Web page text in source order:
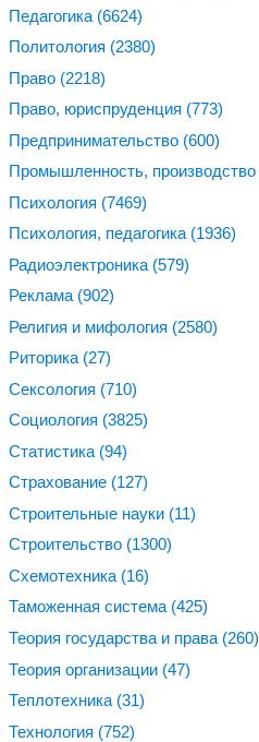
Педагогика (6624)
Политология (2380)
Право (2218)
Право, юриспруденция (773)
Предпринимательство (600)
Промышленность, производство
Психология (7469)
Психология, педагогика (1936)
Радиоэлектроника (579)
Реклама (902)
Религия и мифология (2580)
Риторика (27)
Сексология (710)
Социология (3825)
Статистика (94)
Страхование (127)
Строительные науки (11)
Строительство (1300)
Схемотехника (16)
Таможенная система (425)
Теория государства и права (260)
Теория организации (47)
Теплотехника (31)
Технология (752)